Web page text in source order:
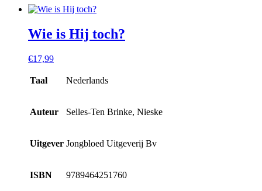
Wie is Hij toch?
€17,99
Taal Nederlands
Auteur Selles-Ten Brinke, Nieske
Uitgever Jongbloed Uitgeverij Bv
ISBN 9789464251760